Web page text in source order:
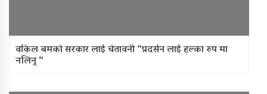
वकिल बमको सरकार लाई चेतावनी “प्रदर्सन लाई हल्का रुप मा
नलिनु “